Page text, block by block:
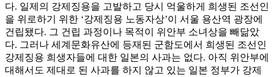
다. 일제의 강제징용을 고발하고 당시 억울하게 희생된 조선인
을 위로하기 위한 ‘강제징용 노동자상’이 서울 용산역 광장에
건립됐다. 그 건립 과정이나 목적이 위안부 소녀상을 빼닮았
다. 그러나 세계문화유산에 등재된 군함도에서 희생된 조선인
강제징용 희생자들에 대한 일본의 사과는 없다. 아직 위안부에
대해서도 제대로 된 사과를 하지 않고 있는 일본 정부가 강제